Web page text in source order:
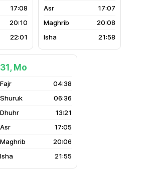
17:08
20:10
22:01
17:07
20:08
21:58
31, Mo
04:38
06:36
13:21
17:05
20:06
21:55